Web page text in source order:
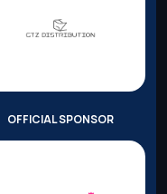
OFFICIAL SPONSOR